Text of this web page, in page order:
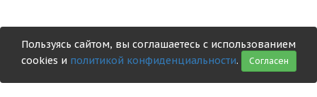
Пользуясь сайтом, вы соглашаетесь с использованием
cookies и политикой конфиденциальности. Согласен